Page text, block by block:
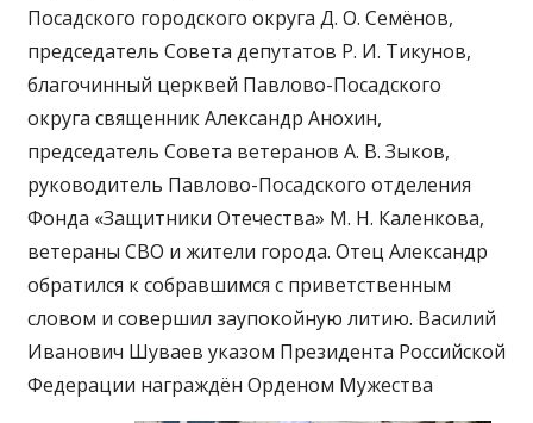
Посадского городского округа Д. О. Семёнов,
председатель Совета депутатов Р. И. Тикунов,
благочинный церквей Павлово-Посадского
округа священник Александр Анохин,
председатель Совета ветеранов А. В. Зыков,
руководитель Павлово-Посадского отделения
Фонда «Защитники Отечества» М. Н. Каленкова,
ветераны СВО и жители города. Отец Александр
обратился к собравшимся с приветственным
словом и совершил заупокойную литию. Василий
Иванович Шуваев указом Президента Российской
Федерации награждён Орденом Мужества